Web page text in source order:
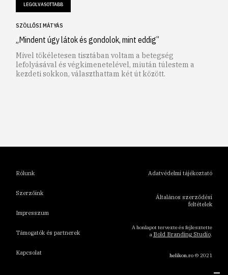
LEGOLVASOTTABB
SZÖLLŐSI MÁTYÁS
„Mindent úgy látok és gondolok, mint eddig”
Mivel tökéletesen tisztában voltam a betegség
lefolyásával és végkimenetelével, miután túlestem a
kezdeti sokkon, választhattam két út között.
Rólunk
Szerzőink
Impresszum
Támogatók és partnerek
Kapcsolat
Adatvédelmi tájékoztató
Általános szerződési
feltételek
A honlapot tervezte és fejlesztette
a Bold Branding Studio.
helikon.ro© 2021